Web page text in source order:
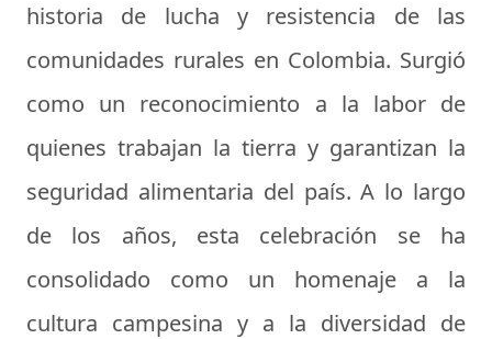
historia de lucha y resistencia de las
comunidades rurales en Colombia. Surgió
como un reconocimiento a la labor de
quienes trabajan la tierra y garantizan la
seguridad alimentaria del país. A lo largo
de los años, esta celebración se ha
consolidado como un homenaje a la
cultura campesina y a la diversidad de